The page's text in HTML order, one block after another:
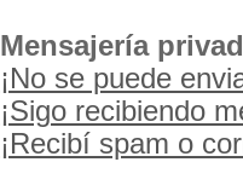
Mensajería
¡No se puede
¡Sigo recibiendo
¡Recibí spam o